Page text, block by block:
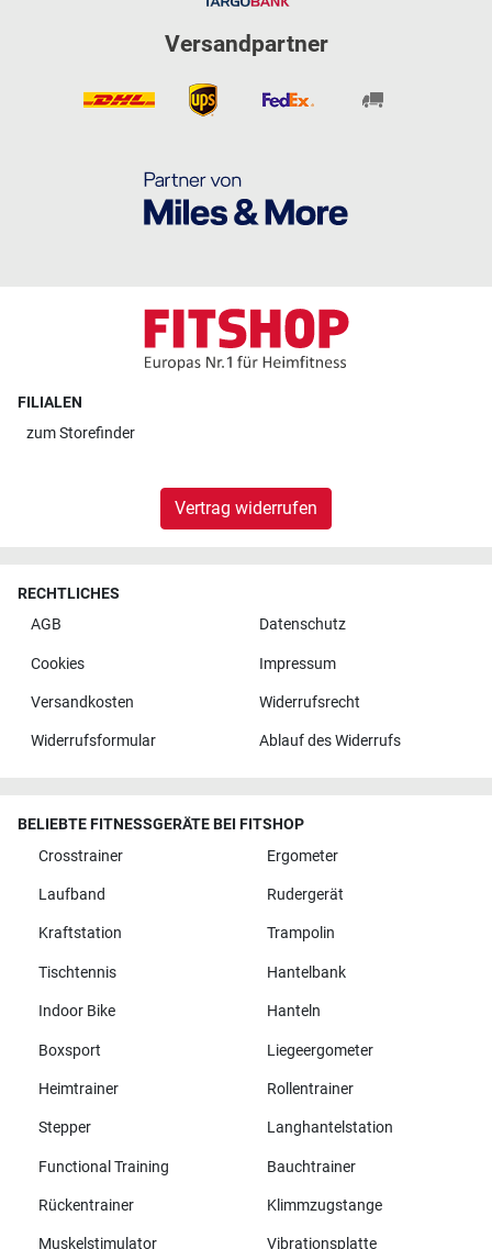
Versandpartner
FILIALEN
zumStorefinder
Vertrag widerrufen
RECHTLICHES
AGB
Datenschutz
Cookies Impressum
Versandkosten Widerrufsrecht
Widerrufsformular Ablauf des Widerrufs
BELIEBTE FITNESSGERÄTE BEI FITSHOP
Crosstrainer
Ergometer
Laufband Rudergerät
Kraftstation Trampolin
Tischtennis Hantelbank
Indoor Bike Hanteln
Boxsport Liegeergometer
Heimtrainer Rollentrainer
Stepper Langhantelstation
Functional Training Bauchtrainer
Rückentrainer Klimmzugstange
Muskelstimulator Vibrationsplatte